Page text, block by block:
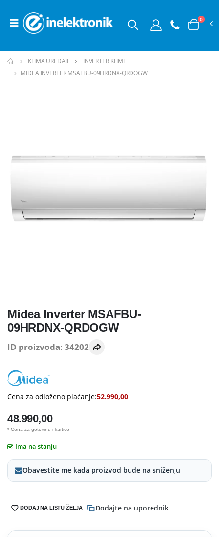
0
KLIMA UREĐAJI
INVERTER KLIME
MIDEA INVERTER MSAFBU-09HRDNX-QRDOGW
Midea Inverter MSAFBU-
09HRDNX-QRDOGW
ID proizvoda: 34202
Cena za odloženo plaćanje:52.990,00
48.990,00
* Cena za gotovinu i kartice
Ima na stanju
Obavestite me kada proizvod bude na sniženju
DODAJ NA LISTU ŽELJA Dodajte na uporednik